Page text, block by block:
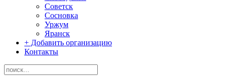
Советск
Сосновка
Уржум
Яранск
+ Добавить организацию
Контакты